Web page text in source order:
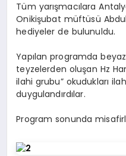
Tüm yarışmacılara
Onikişubat müftüsü
hediyeler de bulunuldu.
Yapılan programda
teyzelerden oluşan Hz
ilahi grubu” okudukları
duygulandırdılar.
Program sonunda